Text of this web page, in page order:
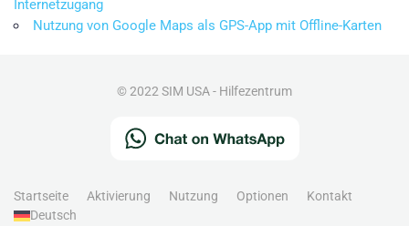
Internetzugang
Nutzung von Google Maps als GPS-App mit Offline-Karten
© 2022 SIM USA - Hilfezentrum
Startseite Aktivierung Nutzung Optionen
Kontakt
Deutsch